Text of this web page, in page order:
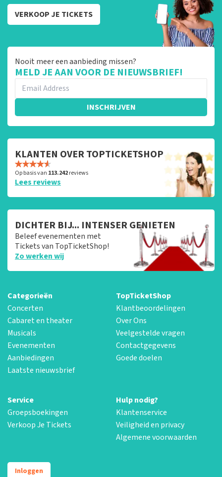
VERKOOP JE TICKETS
Nooit meer een aanbieding missen?
MELD JE AAN VOOR DE NIEUWSBRIEF!
INSCHRIJVEN
KLANTEN OVER TOPTICKETSHOP
Op basis van 113.242reviews
Lees reviews
DICHTER BIJ... INTENSER GENIETEN
Beleef evenementen met
Tickets van TopTicketShop!
Zo werken wij
Categorieën
Concerten
Cabaret en theater
Musicals
Evenementen
Aanbiedingen
Laatste nieuwsbrief
TopTicketShop
Klantbeoordelingen
Over Ons
Veelgestelde vragen
Contactgegevens
Goede doelen
Service
Groepsboekingen
Verkoop Je Tickets
Hulp nodig?
Klantenservice
Veiligheid en privacy
Algemene voorwaarden
Inloggen